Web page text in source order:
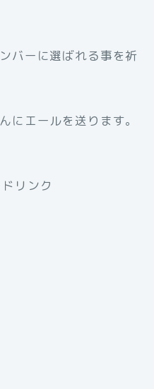
バーに選ばれる事を祈
にエールを送ります。
リンク